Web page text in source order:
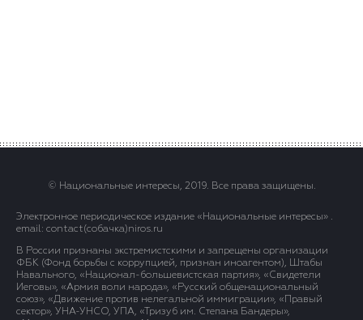
© Национальные интересы, 2019. Все права защищены.
Электронное периодическое издание «Национальные интересы» .
email: contact(сoбaчка)niros.ru
В России признаны экстремистскими и запрещены организации
ФБК (Фонд борьбы с коррупцией, признан иноагентом), Штабы
Навального, «Национал-большевистская партия», «Свидетели
Иеговы», «Армия воли народа», «Русский общенациональный
союз», «Движение против нелегальной иммиграции», «Правый
сектор», УНА-УНСО, УПА, «Тризуб им. Степана Бандеры»,